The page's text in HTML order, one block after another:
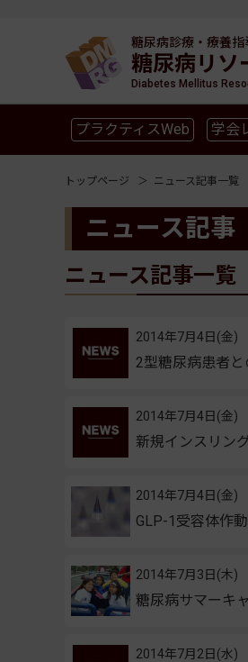
糖尿病診療・療養指
糖尿病リソ
Diabetes Mellitus
プラクティスWeb 学会
トップページ ニュース記事一覧
ニュース記事
ニュース記事一覧
2型糖尿病患者
2014年7月4日(金)
新規インスリン
2014年7月4日(金)
GLP-1受容体作
2014年7月4日(金)
糖尿病サマーキ
2014年7月3日(木)
2014年7月2日(水)